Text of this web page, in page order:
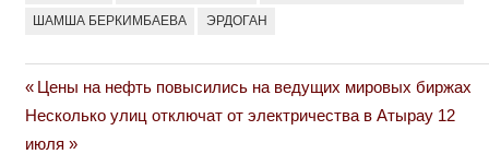
ШАМША БЕРКИМБАЕВА ЭРДОГАН
Навигация
по
Previous
Post:
Цены на нефть повысились на ведущих мировых биржах
Next
Post:
Несколько улиц отключат от электричества в Атырау 12
июля